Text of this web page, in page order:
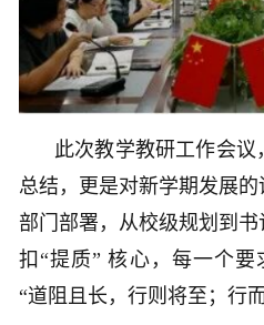
此次教学教研工作会
总结，更是对新学期发展
部门部署，从校级规划到
扣“提质” 核心，每一个要
“道阻且长，行则将至；行